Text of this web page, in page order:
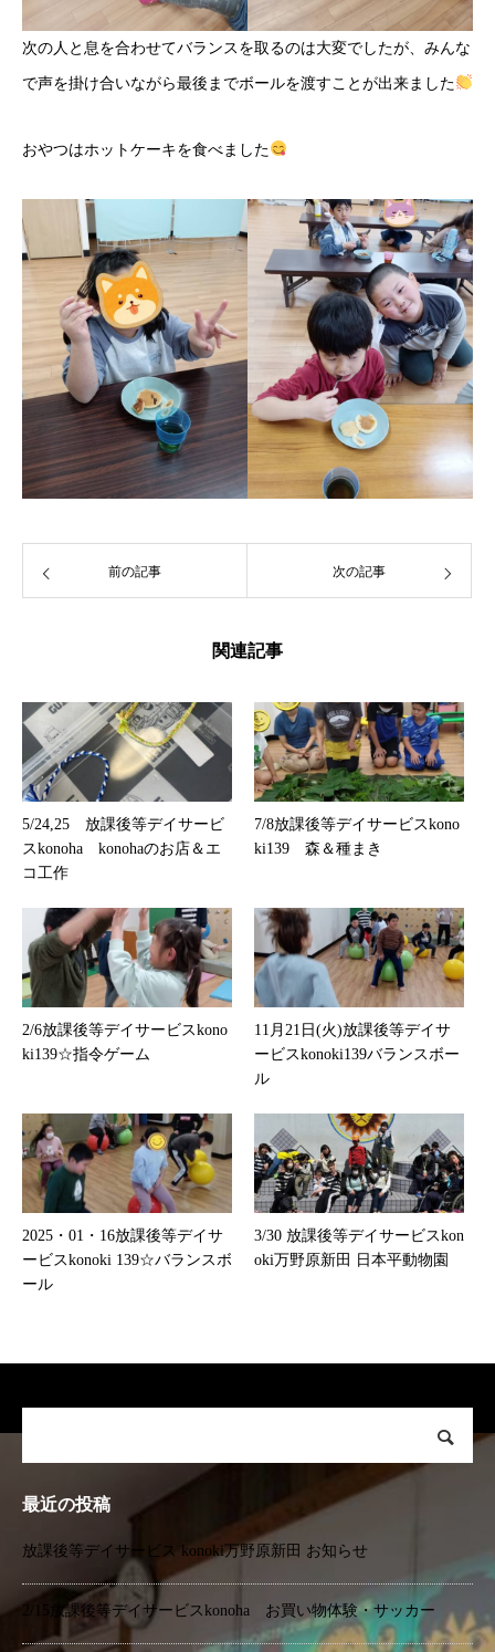
次の人と息を合わせてバランスを取るのは大変でしたが、みんな
で声を掛け合いながら最後までボールを渡すことが出来ました
おやつはホットケーキを食べました
前の記事 次の記事
関連記事
5/24,25 放課後等デイサービ
スkonoha konohaのお店＆エ
コ工作
7/8放課後等デイサービスkono
ki139 森＆種まき
2/6放課後等デイサービスkono
ki139☆指令ゲーム
11月21日(火)放課後等デイサ
ービスkonoki139バランスボー
ル
2025・01・16放課後等デイサ
ービスkonoki 139☆バランスボ
ール
3/30 放課後等デイサービスkon
oki万野原新田 日本平動物園
最近の投稿
放課後等デイサービス konoki万野原新田 お知らせ
2/15放課後等デイサービスkonoha お買い物体験・サッカー